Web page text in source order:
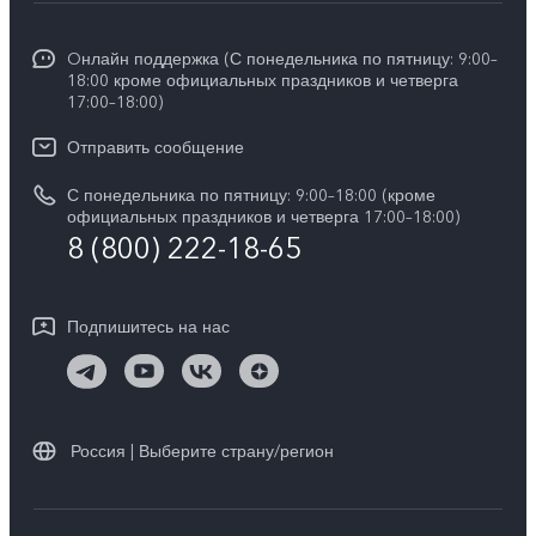
Y31d
Y11d
V40 Lite
Y04s
Funtouch OS
Сервисные центры
IMEI аутентификация
Запрос стоимости запчастей
Обновление системы
Скачать LUT для Log-восстановления
Пресс-центр
Карьера в vivo
Юридическая информация
О нас
Социальная ответственность
Oнлайн поддержка (С понедельника по пятницу: 9:00–
18:00 кроме официальных праздников и четверга
17:00–18:00)
Отправить сообщение
С понедельника по пятницу: 9:00–18:00 (кроме
официальных праздников и четверга 17:00–18:00)
8 (800) 222-18-65
Подпишитесь на нас
Россия | Выберите страну/регион